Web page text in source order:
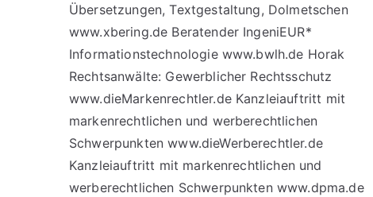
Übersetzungen, Textgestaltung, Dolmetschen
www.xbering.de Beratender IngeniEUR*
Informationstechnologie www.bwlh.de Horak
Rechtsanwälte: Gewerblicher Rechtsschutz
www.dieMarkenrechtler.de Kanzleiauftritt mit
markenrechtlichen und werberechtlichen
Schwerpunkten www.dieWerberechtler.de
Kanzleiauftritt mit markenrechtlichen und
werberechtlichen Schwerpunkten www.dpma.de